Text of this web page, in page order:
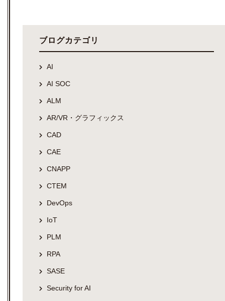
ブログカテゴリ
AI
AI SOC
ALM
AR/VR・グラフィックス
CAD
CAE
CNAPP
CTEM
DevOps
IoT
PLM
RPA
SASE
Security for AI